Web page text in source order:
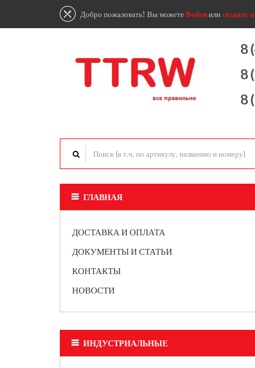
Добро пожаловать! Вы можетеВойтиилисоздать
8
8
8
ГЛАВНАЯ
ДОСТАВКА И ОПЛАТА
ДОКУМЕНТЫ И СТАТЬИ
КОНТАКТЫ
НОВОСТИ
ИНДУСТРИАЛЬНЫЕ